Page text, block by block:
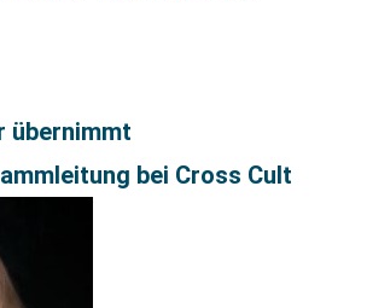
übernimmt
bei Cross Cult